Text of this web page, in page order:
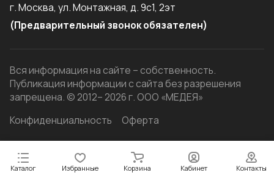
Каталог Избранные Корзина Кабинет Контакты
г. Москва, ул. Монтажная, д. 9с1, 2эт
(Предварительный звонок обязателен)
Вся информация на сайте – собственность.
Публикация информации с сайта без разрешения
запрещена. © 2012– 2026 г. ООО «МЕДЕЯ»
Конфиденциальность
Оферта